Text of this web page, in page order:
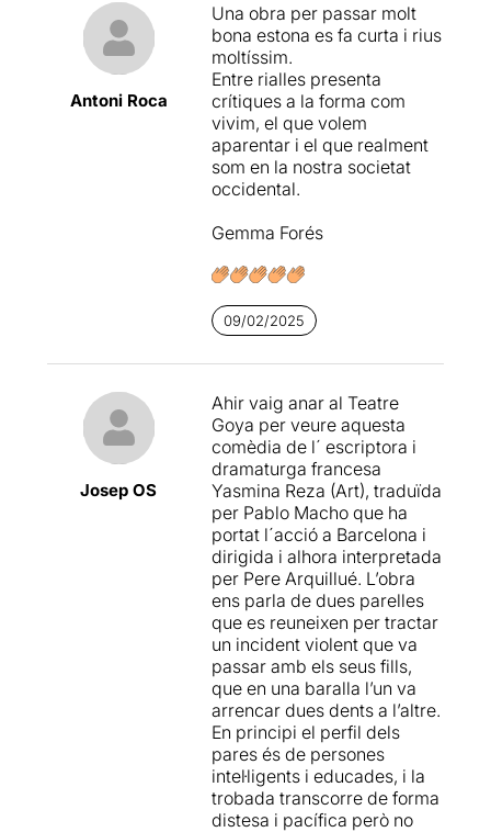
Antoni Roca
Una obra per passar molt
bona estona es fa curta i rius
moltíssim.
Entre rialles presenta
crítiques a la forma com
vivim, el que volem
aparentar i el que realment
som en la nostra societat
occidental.
Gemma Forés
09/02/2025
Josep OS
Ahir vaig anar al Teatre
Goya per veure aquesta
comèdia de l´ escriptora i
dramaturga francesa
Yasmina Reza (Art), traduïda
per Pablo Macho que ha
portat l´acció a Barcelona i
dirigida i alhora interpretada
per Pere Arquillué. L’obra
ens parla de dues parelles
que es reuneixen per tractar
un incident violent que va
passar amb els seus fills,
que en una baralla l’un va
arrencar dues dents a l’altre.
En principi el perfil dels
pares és de persones
intel·ligents i educades, i la
trobada transcorre de forma
distesa i pacífica però no